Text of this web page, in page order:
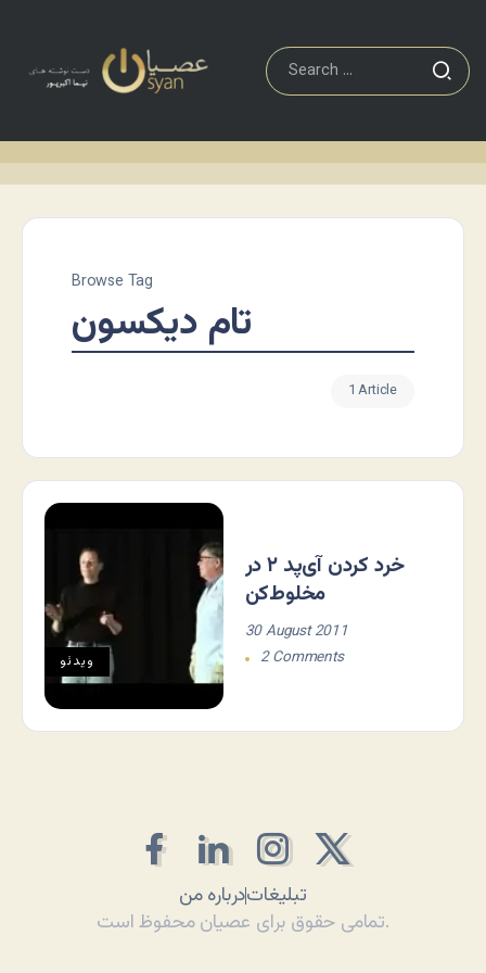
Browse Tag
تام دیکسون
1 Article
ویدئو
خرد کردن آی‌پد ۲ در
مخلوط‌کن
30 August 2011
2 Comments
درباره منتبلیغات
تمامی حقوق برای عصیان محفوظ است.